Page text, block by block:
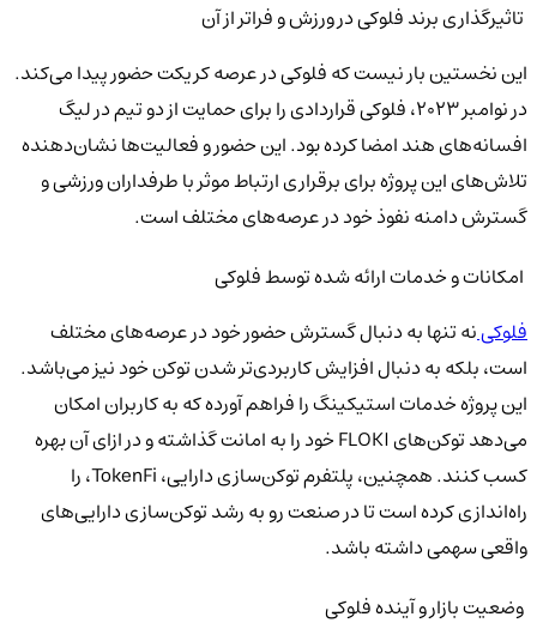
تاثیرگذاری برند فلوکی در ورزش و فراتر از آن
این نخستین بار نیست که فلوکی در عرصه کریکت حضور پیدا می‌کند.
در نوامبر ۲۰۲۳، فلوکی قراردادی را برای حمایت از دو تیم در لیگ
افسانه‌های هند امضا کرده بود. این حضور و فعالیت‌ها نشان‌دهنده
تلاش‌های این پروژه برای برقراری ارتباط موثر با طرفداران ورزشی و
گسترش دامنه نفوذ خود در عرصه‌های مختلف است.
امکانات و خدمات ارائه شده توسط فلوکی
فلوکینه تنها به دنبال گسترش حضور خود در عرصه‌های مختلف
است، بلکه به دنبال افزایش کاربردی‌تر شدن توکن خود نیز می‌باشد.
این پروژه خدمات استیکینگ را فراهم آورده که به کاربران امکان
می‌دهد توکن‌های FLOKI خود را به امانت گذاشته و در ازای آن بهره
کسب کنند. همچنین، پلتفرم توکن‌سازی دارایی، TokenFi، را
راه‌اندازی کرده است تا در صنعت رو به رشد توکن‌سازی دارایی‌های
واقعی سهمی داشته باشد.
وضعیت بازار و آینده فلوکی